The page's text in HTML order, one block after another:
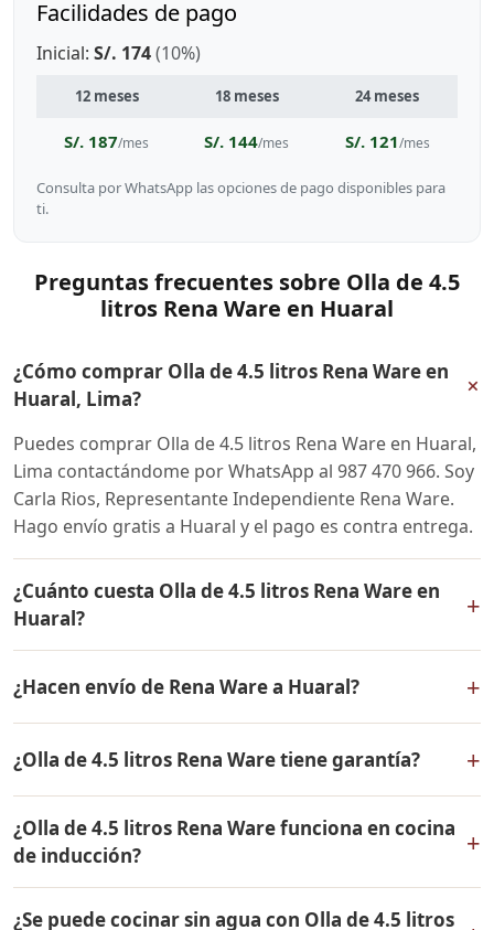
Facilidades de pago
Inicial: S/. 174(10%)
12 meses 18 meses 24 meses
S/. 187/mes S/. 144/mes S/. 121/mes
Consulta por WhatsApp las opciones de pago disponibles para
ti.
Preguntas frecuentes sobre Olla de 4.5
litros Rena Ware en Huaral
¿Cómo comprar Olla de 4.5 litros Rena Ware en
Huaral, Lima?
+
Puedes comprar Olla de 4.5 litros Rena Ware en Huaral,
Lima contactándome por WhatsApp al 987 470 966. Soy
Carla Rios, Representante Independiente Rena Ware.
Hago envío gratis a Huaral y el pago es contra entrega.
¿Cuánto cuesta Olla de 4.5 litros Rena Ware en
Huaral?
+
todo el Perú. Contáctame por WhatsApp para conocer
el precio actual, promociones disponibles y facilidades
de pago en cuotas desde el 10% de inicial.
¿Hacen envío de Rena Ware a Huaral? +
a Huaral, Lima y a todo el Perú. El pago es contra
entrega.
¿Olla de 4.5 litros Rena Ware tiene garantía? +
vida contra defectos de fabricación. Todos los
productos Rena Ware están fabricados en acero
inoxidable quirúrgico 18/10 de la más alta calidad.
¿Olla de 4.5 litros Rena Ware funciona en cocina
de inducción?
+
¿Se puede cocinar sin agua con Olla de 4.5 litros